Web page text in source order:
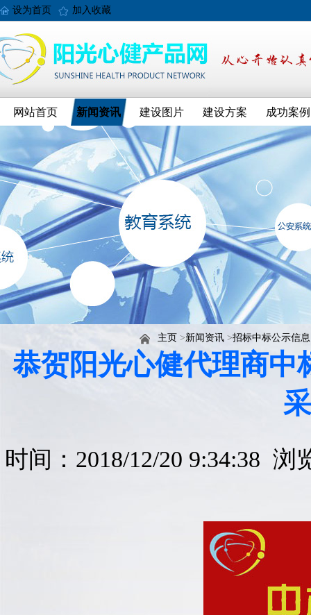
设为首页 加入收藏
网站首页 新闻资讯 建设图片 建设方案 成功案例
主页 >新闻资讯 >招标中标公示信息
恭贺阳光心健代理商
时间：2018/12/20 9:34:38